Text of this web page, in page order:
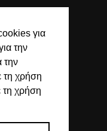
για
την
την
τη χρήση
τη χρήση